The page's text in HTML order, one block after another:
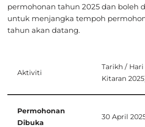
permohonan tahun 2025 dan boleh
untuk menjangka tempoh
tahun akan datang.
Aktiviti
Tarikh /
Kitaran
Permohonan
Dibuka
30 April